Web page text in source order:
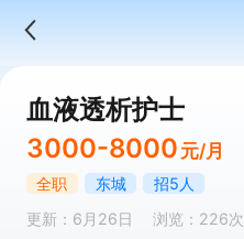
血液透析护士
3000-8000 元/月
全职 东城
招5人
更新：6月26日
浏览：226次